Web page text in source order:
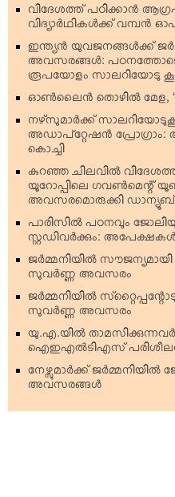
വിദേശത്ത് പഠിക്കാന്‍
വിദ്യാര്‍ഥികള്‍ക്ക് വമ്പന്‍
ഇന്ത്യന്‍ യുവജനങ്ങള്‍ക്ക്
അവസരങ്ങള്‍:
രൂപയോളം സാലറിയോടു
ഓണ്‍ലൈന്‍ തൊഴില്‍ മേള,
നഴ്‌സുമാര്‍ക്ക്
അഡാപ്റ്റേഷന്‍
കൊച്ചി
കുറഞ്ഞ ചിലവില്‍
യൂറോപ്പിലെ ഗവണ്‍മെന്റ്
അവസരമൊരുക്കി ഡാന്യൂബ്
പാരിസില്‍ പഠനവും
സ്റ്റഡിവര്‍ക്കും:
ജര്‍മ്മനിയില്‍ സൗജന്യമായി
സുവര്‍ണ്ണ അവസരം
ജര്‍മ്മനിയില്‍
സുവര്‍ണ്ണ അവസരം
യു.എ.യില്‍
ഐഇഎല്‍ടിഎസ്
നേഴ്സുമാര്‍ക്ക് ജര്‍മ്മനിയില്‍
അവസരങ്ങള്‍